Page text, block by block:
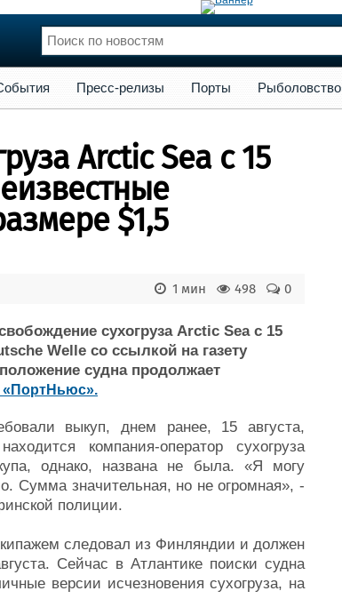
Флот
Форум
Все службы
Пресс-релизы Порты Рыболовство
Arctic Sea с 15
$1,5
0
498
1 мин
сухогруза Arctic Sea с 15
Welle со ссылкой на газету
судна продолжает
выкуп, днем ранее, 15 августа,
компания-оператор сухогруза
однако, названа не была. «Я могу
Сумма значительная, но не огромная», -
полиции.
следовал из Финляндии и должен
Сейчас в Атлантике поиски судна
версии исчезновения сухогруза, на